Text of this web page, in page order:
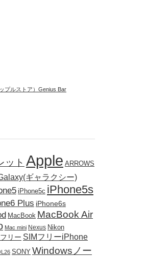
プルストア）Genius Bar
ット Apple ARROWS
ギャラクシー)
iPhone5c iPhone5s
Plus iPhone6s
MacBook MacBook Air
Mac mini Nexus Nikon
リー SIMフリーiPhone
SONY Windowsノー